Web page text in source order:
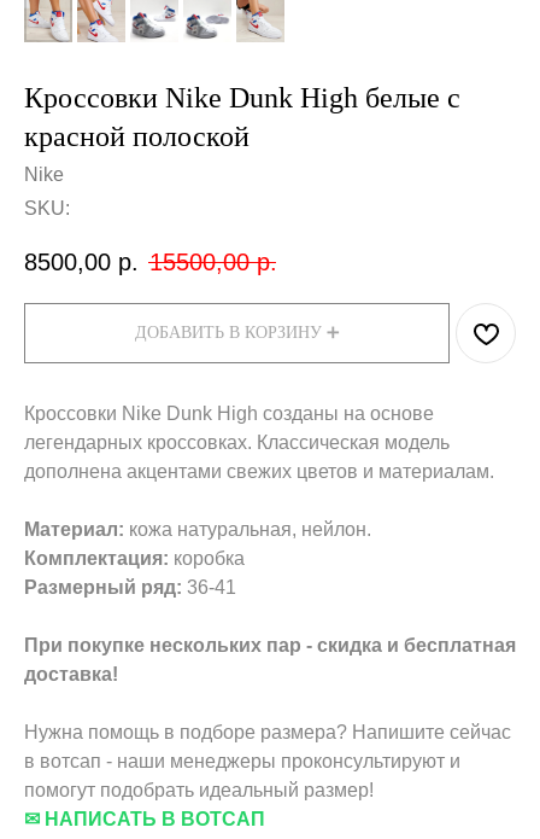
Кроссовки Nike Dunk High белые с
красной полоской
Nike
SKU:
8500,00 р. 15500,00 р.
ДОБАВИТЬ В КОРЗИНУ ➕
Кроссовки Nike Dunk High созданы на основе
легендарных кроссовках. Классическая модель
дополнена акцентами свежих цветов и материалам.
Материал: кожа натуральная, нейлон.
Комплектация: коробка
Размерный ряд: 36-41
При покупке нескольких пар - скидка и бесплатная
доставка!
Нужна помощь в подборе размера? Напишите сейчас
в вотсап - наши менеджеры проконсультируют и
помогут подобрать идеальный размер!
✉ НАПИСАТЬ В ВОТСАП